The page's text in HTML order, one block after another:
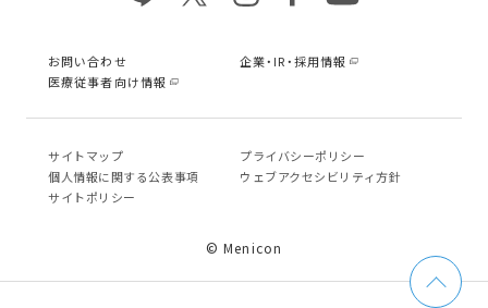
お問い合わせ
企業・IR・採用情報
医療従事者向け情報
サイトマップ
プライバシーポリシー
個⼈情報に関する公表事項
ウェブアクセシビリティ方針
サイトポリシー
© Menicon